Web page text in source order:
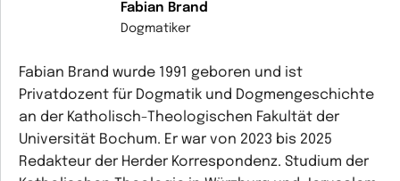
Fabian Brand
Dogmatiker
Fabian Brand wurde 1991 geboren und ist
Privatdozent für Dogmatik und Dogmengeschichte
an der Katholisch-Theologischen Fakultät der
Universität Bochum. Er war von 2023 bis 2025
Redakteur der Herder Korrespondenz. Studium der